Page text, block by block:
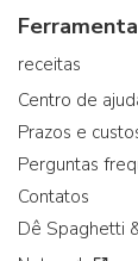
receitas
Centro de
Prazos e
Perguntas
Contatos
Dê Spaghetti